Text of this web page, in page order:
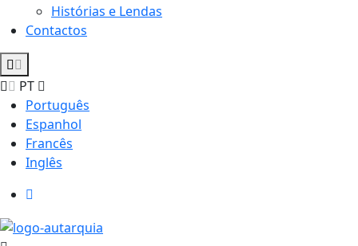
Histórias e Lendas
Contactos
PT
Português
Espanhol
Francês
Inglês